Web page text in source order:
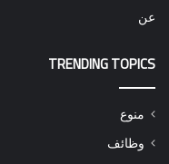
عن
TRENDING TOPICS
منوع
وظائف